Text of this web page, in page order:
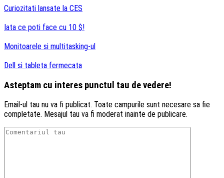
Curiozitati lansate la CES
Iata ce poti face cu 10 $!
Monitoarele si multitasking-ul
Dell si tableta fermecata
Asteptam cu interes punctul tau de vedere!
Email-ul tau nu va fi publicat. Toate campurile sunt necesare sa fie
completate. Mesajul tau va fi moderat inainte de publicare.